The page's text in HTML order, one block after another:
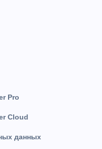
Pro
Cloud
данных